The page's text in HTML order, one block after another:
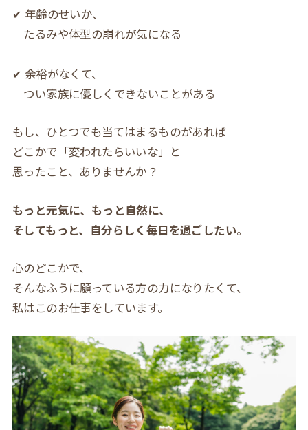
✔ 年齢のせいか、
たるみや体型の崩れが気になる
✔ 余裕がなくて、
つい家族に優しくできないことがある
もし、ひとつでも当てはまるものがあれば
どこかで「変われたらいいな」と
思ったこと、ありませんか？
もっと元気に、もっと自然に、
そしてもっと、自分らしく毎日を過ごしたい。
心のどこかで、
そんなふうに願っている方の力になりたくて、
私はこのお仕事をしています。